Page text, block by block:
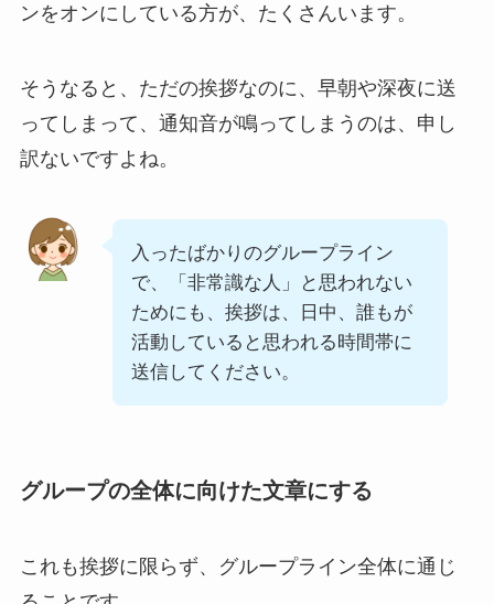
ンをオンにしている方が、たくさんいます。
そうなると、ただの挨拶なのに、早朝や深夜に送
ってしまって、通知音が鳴ってしまうのは、申し
訳ないですよね。
入ったばかりのグループライン
で、「非常識な人」と思われない
ためにも、挨拶は、日中、誰もが
活動していると思われる時間帯に
送信してください。
グループの全体に向けた文章にする
これも挨拶に限らず、グループライン全体に通じ